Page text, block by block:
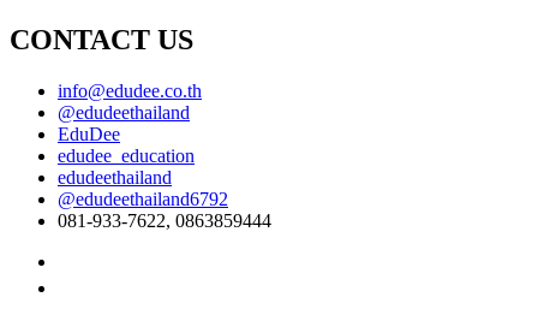
CONTACT US
info@edudee.co.th
@edudeethailand
EduDee
edudee_education
edudeethailand
@edudeethailand6792
081-933-7622, 0863859444